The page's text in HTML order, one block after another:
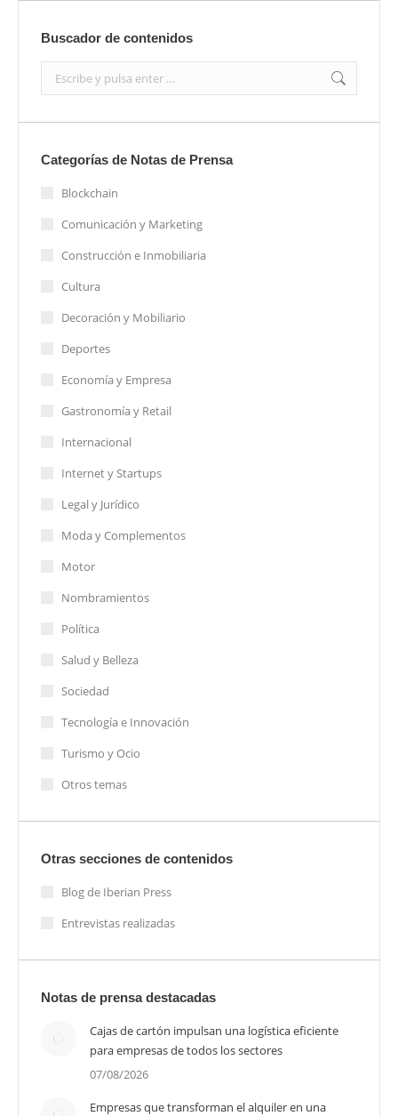
Buscador de contenidos
Categorías de Notas de Prensa
Blockchain
Comunicación y Marketing
Construcción e Inmobiliaria
Cultura
Decoración y Mobiliario
Deportes
Economía y Empresa
Gastronomía y Retail
Internacional
Internet y Startups
Legal y Jurídico
Moda y Complementos
Motor
Nombramientos
Política
Salud y Belleza
Sociedad
Tecnología e Innovación
Turismo y Ocio
Otros temas
Otras secciones de contenidos
Blog de Iberian Press
Entrevistas realizadas
Notas de prensa destacadas
Cajas de cartón impulsan una logística eficiente
para empresas de todos los sectores
07/08/2026
Empresas que transforman el alquiler en una